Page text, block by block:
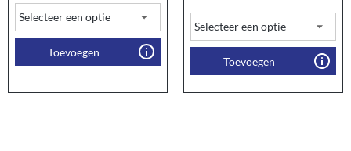
Toevoegen
Toevoegen